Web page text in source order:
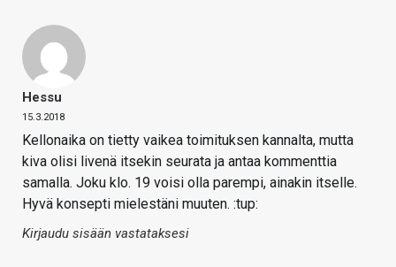
Hessu
15.3.2018
Kellonaika on tietty vaikea toimituksen kannalta, mutta
kiva olisi livenä itsekin seurata ja antaa kommenttia
samalla. Joku klo. 19 voisi olla parempi, ainakin itselle.
Hyvä konsepti mielestäni muuten. :tup:
Kirjaudu sisään vastataksesi